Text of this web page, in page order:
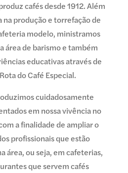
cafés desde 1912. Além
produção e torrefação de
modelo, ministramos
área de barismo e também
educativas através de
do Café Especial.
cuidadosamente
em nossa vivência no
a finalidade de ampliar o
profissionais que estão
área, ou seja, em cafeterias,
que servem cafés